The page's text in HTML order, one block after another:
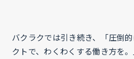
バクラクでは引き続き、「圧倒
クトで、わくわくする働き方を